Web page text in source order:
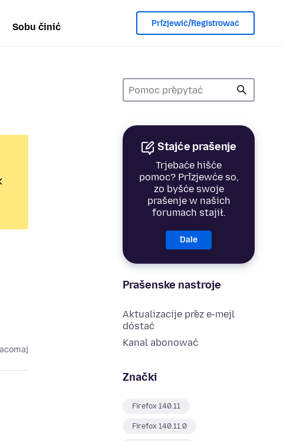
Sobu činić Přizjewić/Registrować
Stajće prašenje
Trjebaće hišće
pomoc? Přizjewće so,
zo byšće swoje
prašenje w našich
forumach stajił.
Dale
Prašenske nastroje
Aktualizacije přez e-mejl
dóstać
Kanal abonować
Znački
Firefox 140.11
Firefox 140.11.0